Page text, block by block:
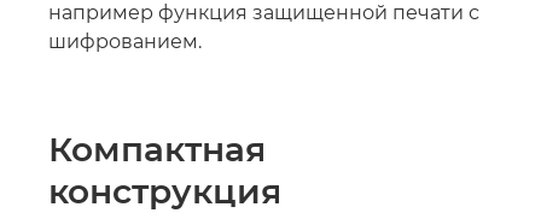
например функция защищенной печати с
шифрованием.
Компактная
конструкция